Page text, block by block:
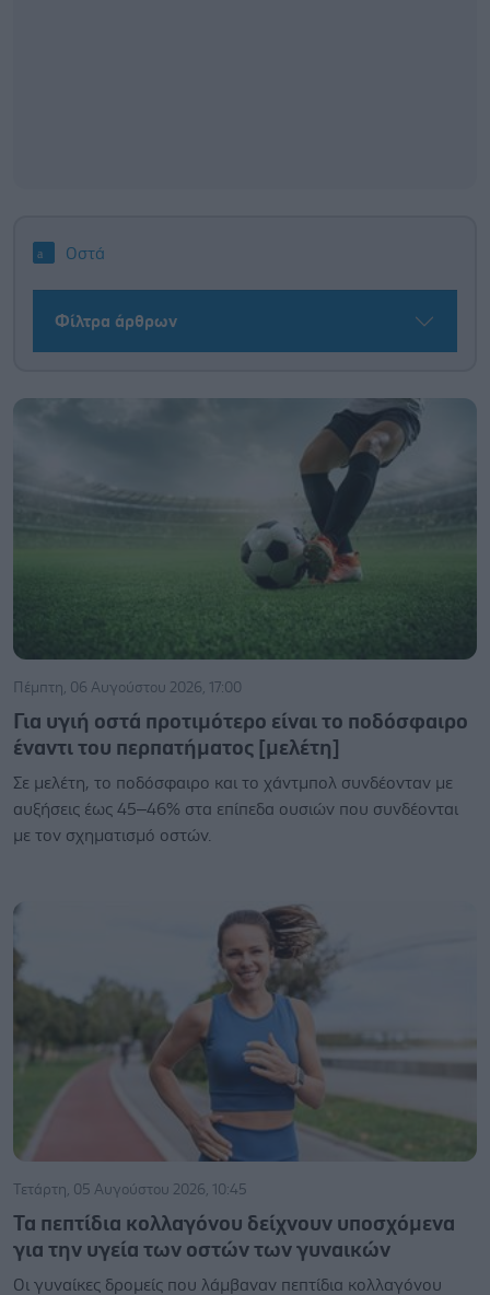
Οστά
Φίλτρα άρθρων
Πέμπτη, 06 Αυγούστου 2026, 17:00
Για υγιή οστά προτιμότερο είναι το ποδόσφαιρο
έναντι του περπατήματος [μελέτη]
Σε μελέτη, το ποδόσφαιρο και το χάντμπολ συνδέονταν με
αυξήσεις έως 45–46% στα επίπεδα ουσιών που συνδέονται
με τον σχηματισμό οστών.
Τετάρτη, 05 Αυγούστου 2026, 10:45
Τα πεπτίδια κολλαγόνου δείχνουν υποσχόμενα
για την υγεία των οστών των γυναικών
Οι γυναίκες δρομείς που λάμβαναν πεπτίδια κολλαγόνου